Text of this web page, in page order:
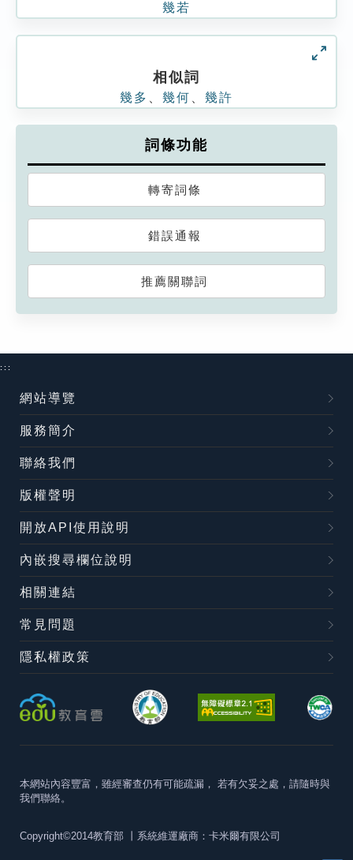
幾若
相似詞
幾多 幾何 幾許
詞條功能
轉寄詞條
錯誤通報
推薦關聯詞
:::
網站導覽
服務簡介
聯絡我們
版權聲明
開放API使用說明
內嵌搜尋欄位說明
相關連結
常見問題
隱私權政策
本網站內容豐富，雖經審查仍有可能疏漏， 若有欠妥之處，請隨時與
我們聯絡。
Copyright©2014教育部 丨系統維運廠商：卡米爾有限公司